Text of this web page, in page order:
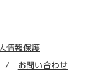
情報保護
お問い合わせ